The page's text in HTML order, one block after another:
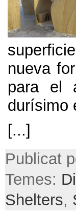
nueva
para el
durísimo
[...]
Publicat
Temes:
Shelters,